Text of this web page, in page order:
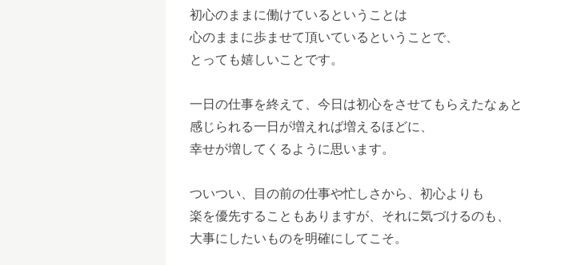
初心のままに働けているということは
心のままに歩ませて頂いているということで、
とっても嬉しいことです。
一日の仕事を終えて、今日は初心をさせてもらえたなぁと
感じられる一日が増えれば増えるほどに、
幸せが増してくるように思います。
ついつい、目の前の仕事や忙しさから、初心よりも
楽を優先することもありますが、それに気づけるのも、
大事にしたいものを明確にしてこそ。